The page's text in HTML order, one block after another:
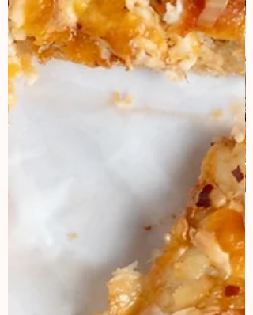
Colaboraciones
Si eres una marca que le gustaría
colaborar conmigo, mándame un mail